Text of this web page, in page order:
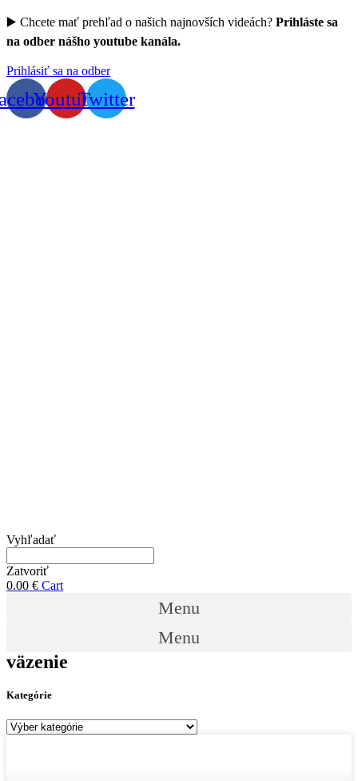
▶️ Chcete mať prehľad o našich najnovších videách? Prihláste sa
na odber nášho youtube kanála.
Prihlásiť sa na odber
YoutubeTwitter
Vyhľadať
Zatvoriť
0.00 € Cart
Menu
Menu
väzenie
Kategórie
Kategórie